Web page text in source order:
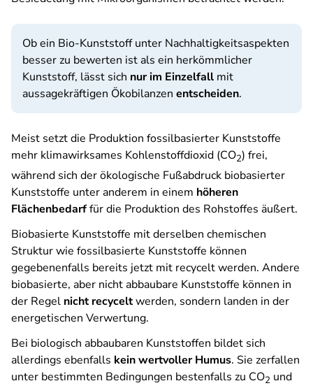
Ob ein Bio-Kunststoff unter Nachhaltigkeitsaspekten
besser zu bewerten ist als ein herkömmlicher
Kunststoff, lässt sich nur im Einzelfall mit
aussagekräftigen Ökobilanzen entscheiden.
Meist setzt die Produktion fossilbasierter Kunststoffe
mehr klimawirksames Kohlenstoffdioxid (CO2) frei,
während sich der ökologische Fußabdruck biobasierter
Kunststoffe unter anderem in einem höheren
Flächenbedarffür die Produktion des Rohstoffes äußert.
Biobasierte Kunststoffe mit derselben chemischen
Struktur wie fossilbasierte Kunststoffe können
gegebenenfalls bereits jetzt mit recycelt werden. Andere
biobasierte, aber nicht abbaubare Kunststoffe können in
der Regel nicht recyceltwerden, sondern landen in der
energetischen Verwertung.
Bei biologisch abbaubaren Kunststoffen bildet sich
allerdings ebenfalls kein wertvoller Humus. Sie zerfallen
unter bestimmten Bedingungen bestenfalls zu CO2 und